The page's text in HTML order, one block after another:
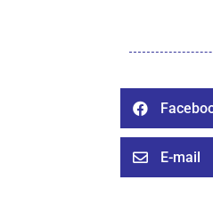

 E-mail